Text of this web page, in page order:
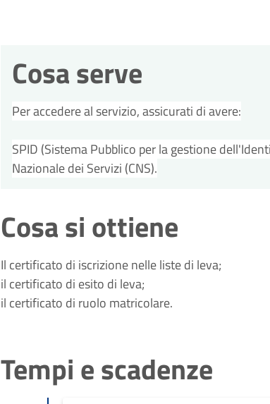
Cosa serve
Per accedere al servizio, assicurati di avere:
SPID (Sistema Pubblico per la gestione
Nazionale dei Servizi (CNS).
Cosa si ottiene
Il certificato di iscrizione nelle liste di leva;
il certificato di esito di leva;
il certificato di ruolo matricolare.
Tempi e scadenze